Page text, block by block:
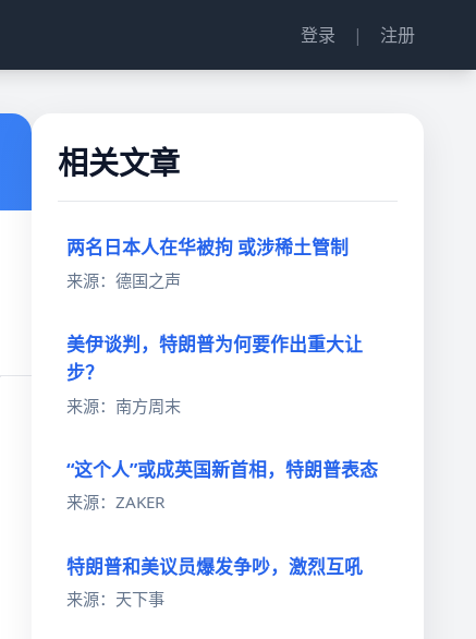
登录 | 注册
相关文章
两名日本人在华被拘 或涉稀土管制
来源：德国之声
美伊谈判，特朗普为何要作出重大让
步？
来源：南方周末
“这个人”或成英国新首相，特朗普表态
来源：ZAKER
特朗普和美议员爆发争吵，激烈互吼
来源：天下事